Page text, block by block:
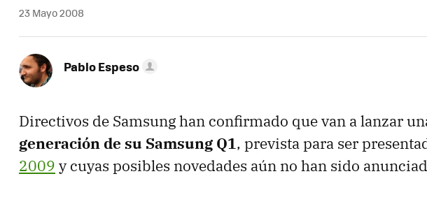
23 Mayo 2008
Pablo Espeso
Directivos de Samsung han confirmado que van a lanzar
generación de su Samsung Q1, prevista para ser
2009 y cuyas posibles novedades aún no han sido